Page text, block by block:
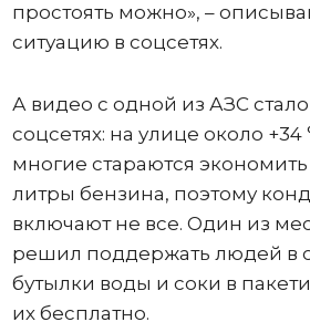
простоять можно», –
ситуацию в соцсетях.
А видео с одной из АЗС
соцсетях: на улице около +34
многие стараются
литры бензина, поэтому
включают не все. Один из
решил поддержать людей в
бутылки воды и соки в
их бесплатно.